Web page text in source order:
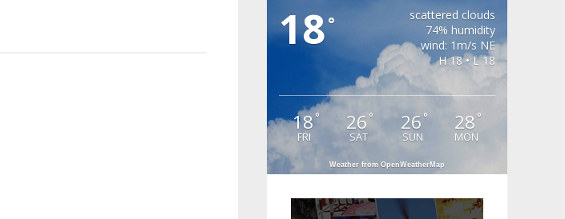
18°
scattered clouds
74% humidity
wind: 1m/s NE
H 18 • L 18
18 °
FRI
26 °
SAT
26°
SUN
28 °
MON
Weather from OpenWeatherMap